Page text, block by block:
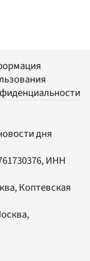
дня
ИНН
Коптевская
,